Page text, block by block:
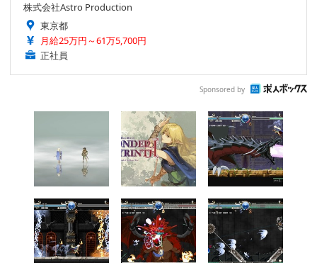
株式会社Astro Production
東京都
月給25万円～61万5,700円
正社員
Sponsored by